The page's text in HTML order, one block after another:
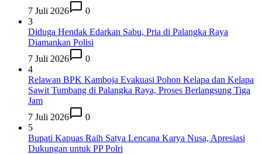
7 Juli 2026
0
3
Diduga Hendak Edarkan Sabu, Pria di Palangka Raya
Diamankan Polisi
7 Juli 2026
0
4
Relawan BPK Kamboja Evakuasi Pohon Kelapa dan Kelapa
Sawit Tumbang di Palangka Raya, Proses Berlangsung Tiga
Jam
7 Juli 2026
0
5
Bupati Kapuas Raih Satya Lencana Karya Nusa, Apresiasi
Dukungan untuk PP Polri